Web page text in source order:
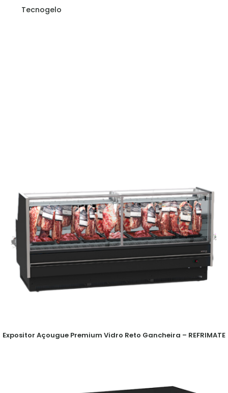
Tecnogelo
Expositor Açougue Premium Vidro Reto Gancheira – REFRIMATE